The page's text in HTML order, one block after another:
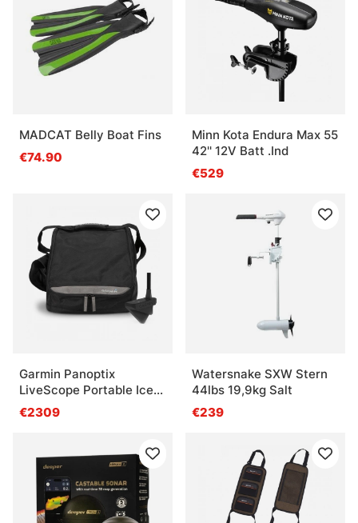
MADCAT Belly Boat Fins
€74.90
Minn Kota Endura Max 55
42'' 12V Batt .Ind
€529
Garmin Panoptix
LiveScope Portable Ice
Fishing Kit
€2309
Watersnake SXW Stern
44lbs 19,9kg Salt
€239